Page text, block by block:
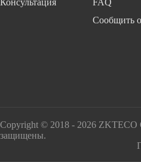
Консультация
FAQ
Сообщить
Copyright © 2018 - 2026 ZKTECO
защищены.